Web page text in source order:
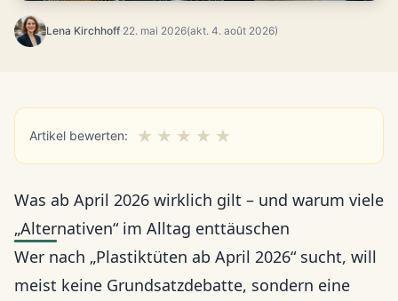
Lena Kirchhoff·22. mai 2026(akt. 4. août 2026)
Artikel bewerten: ★ ★ ★ ★ ★
Was ab April 2026 wirklich gilt – und warum viele
„Alternativen“ im Alltag enttäuschen
Wer nach „Plastiktüten ab April 2026“ sucht, will
meist keine Grundsatzdebatte, sondern eine